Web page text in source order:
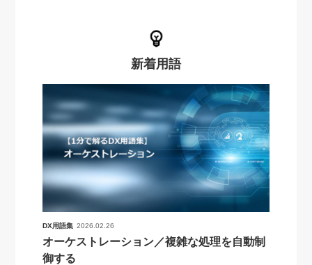
新着用語
DX用語集 2026.02.26
オーケストレーション／複雑な処理を自動制
御する